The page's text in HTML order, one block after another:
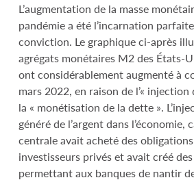
L’augmentation de la masse
pandémie a été l’incarnation
conviction. Le graphique ci-après
agrégats monétaires M2 des États-
ont considérablement augmenté à
mars 2022, en raison de l’«
la « monétisation de la dette ».
généré de l’argent dans l’économie,
centrale avait acheté des
investisseurs privés et avait créé
permettant aux banques de nantir